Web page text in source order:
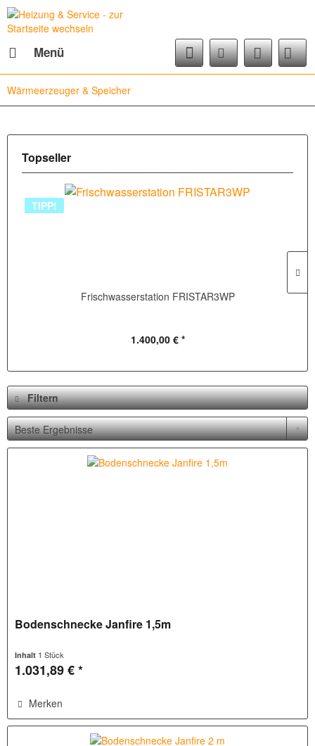
Menü
Wärmeerzeuger & Speicher
Topseller
TIPP!
Frischwasserstation FRISTAR3WP
1.400,00 € *
Filtern
Bodenschnecke Janfire 1,5m
Inhalt 1 Stück
1.031,89 € *
Merken